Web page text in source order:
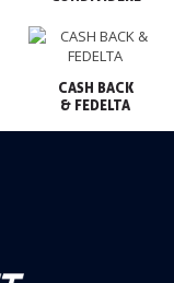
CASH BACK
& FEDELTA